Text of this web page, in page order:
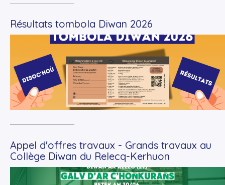
Résultats tombola Diwan 2026
+Lire la suite
Appel d'offres travaux - Grands travaux au
Collège Diwan du Relecq-Kerhuon
+Lire la suite